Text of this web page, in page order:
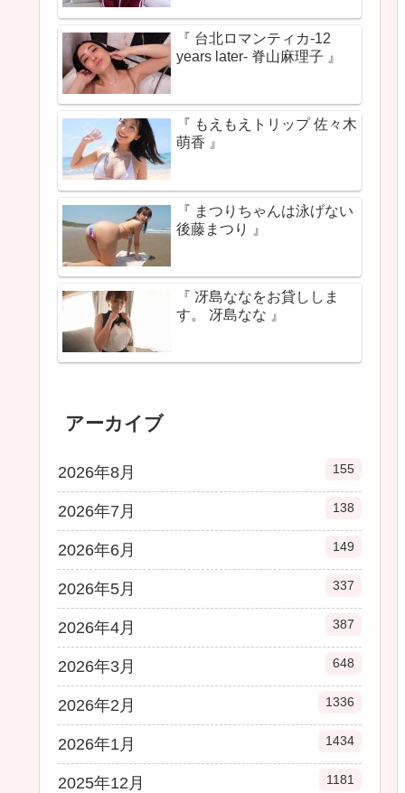
『 台北ロマンティカ-12
years later- 脊山麻理子 』
『 もえもえトリップ 佐々木
萌香 』
『 まつりちゃんは泳げない
後藤まつり 』
『 冴島ななをお貸ししま
す。 冴島なな 』
アーカイブ
2026年8月 155
2026年7月 138
2026年6月 149
2026年5月 337
2026年4月 387
2026年3月 648
2026年2月 1336
2026年1月 1434
2025年12月 1181